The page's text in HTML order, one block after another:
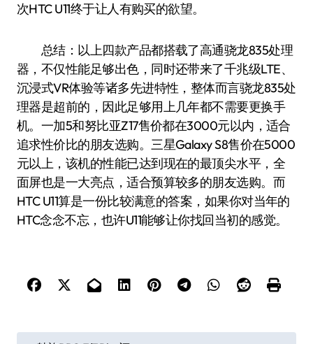
次HTC U11终于让人有购买的欲望。
总结：以上四款产品都搭载了高通骁龙835处理
器，不仅性能足够出色，同时还带来了千兆级LTE、
沉浸式VR体验等诸多先进特性，整体而言骁龙835处
理器是超前的，因此足够用上几年都不需要更换手
机。一加5和努比亚Z17售价都在3000元以内，适合
追求性价比的朋友选购。三星Galaxy S8售价在5000
元以上，该机的性能已达到现在的最顶尖水平，全
面屏也是一大亮点，适合预算较多的朋友选购。而
HTC U11算是一份比较满意的答案，如果你对当年的
HTC念念不忘，也许U11能够让你找回当初的感觉。